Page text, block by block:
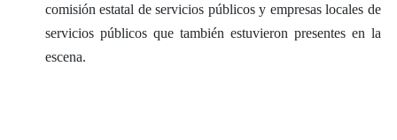
comisión estatal de servicios públicos y empresas locales de
servicios públicos que también estuvieron presentes en la
escena.